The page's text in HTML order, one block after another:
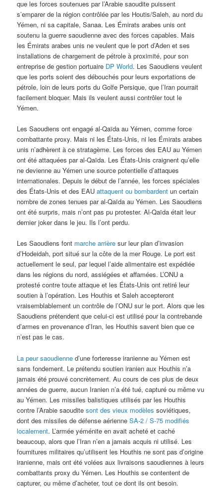
que les forces soutenues par l’Arabie saoudite puissent
s’emparer de la région contrôlée par les Houtis/Saleh, au nord du
Yémen, ni sa capitale, Sanaa. Les Émirats arabes unis ont
soutenu la guerre saoudienne avec des forces capables. Mais
les Émirats arabes unis ne veulent que le port d’Aden et ses
installations de chargement de pétrole à proximité, pour son
entreprise de gestion portuaire DP World. Les Saoudiens veulent
que les ports soient des débouchés pour leurs exportations de
pétrole, loin de leurs ports du Golfe Persique, que l’Iran pourrait
facilement bloquer. Mais ils veulent aussi contrôler tout le
Yémen.
Les Saoudiens ont engagé al-Qaïda au Yémen, comme force
combattante proxy. Mais ni les États-Unis, ni les Émirats arabes
unis n’adhèrent à ce stratagème. Les forces des EAU au Yémen
ont été attaquées par al-Qaïda. Les États-Unis craignent qu’elle
ne devienne au Yémen une source potentielle d’attaques
internationales. Depuis le début de l’année, les forces spéciales
des États-Unis et des EAUattaquent ou bombardent un certain
nombre de zones tenues par al-Qaïda au Yémen. Les Saoudiens
ont été surpris, mais n’ont pas pu protester. Al-Qaïda était leur
dernier joker dans le jeu. Ils l’ont perdu.
Les Saoudiens font marche arrière sur leur plan d’invasion
d’Hodeidah, port situé sur la côte de la mer Rouge. Le port est
actuellement le seul, par lequel l’aide alimentaire est expédiée
dans les régions du nord, assiégées et affamées. L’ONU a
protesté contre toute attaque et les États-Unis ont retiré leur
soutien à l’opération. Les Houthis et Saleh accepteront
vraisemblablement un contrôle de l’ONU sur le port. Alors que les
Saoudiens prétendent que celui-ci est utilisé pour la contrebande
d’armes en provenance d’Iran, les Houthis savent bien que ce
n’est pas le cas.
La peur saoudienne d’une forteresse iranienne au Yémen est
sans fondement. Le prétendu soutien iranien aux Houthis n’a
jamais été prouvé concrètement. Au cours de ces plus de deux
années de guerre, aucun Iranien n’a été tué, capturé ou même vu
au Yémen. Les missiles balistiques utilisés par les Houthis
contre l’Arabie saouditesont des vieux modèles soviétiques,
dont des missiles de défense aérienneSA-2 / S-75 modifiés
localement. L’armée yéménite en avait acheté et caché
beaucoup, alors que l’Iran n’en a jamais acquis ni utilisé. Les
fournitures militaires qu’utilisent les Houthis ne sont pas d’origine
iranienne, mais ont été volées aux livraisons saoudiennes à leurs
combattants proxy du Yémen. Les Houthis se contentent de
capturer, ou même d’acheter, tout ce dont ils ont besoin.